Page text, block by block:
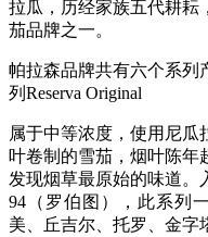
拉瓜，历经家族五代耕耘
茄品牌之一。
帕拉森品牌共有六个系列
列Reserva Original
属于中等浓度，使用尼瓜
叶卷制的雪茄，烟叶陈年
发现烟草最原始的味道。
94（罗伯图），此系列
美、丘吉尔、托罗、金字